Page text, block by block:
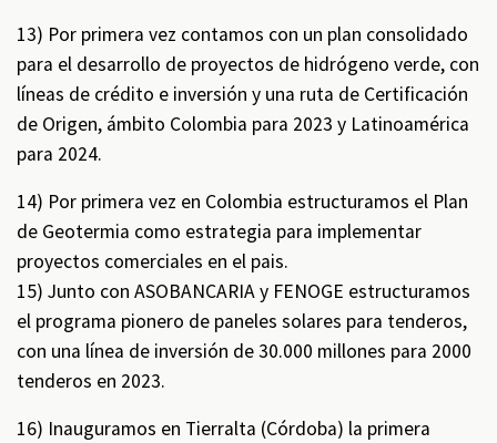
13) Por primera vez contamos con un plan consolidado
para el desarrollo de proyectos de hidrógeno verde, con
líneas de crédito e inversión y una ruta de Certificación
de Origen, ámbito Colombia para 2023 y Latinoamérica
para 2024.
14) Por primera vez en Colombia estructuramos el Plan
de Geotermia como estrategia para implementar
proyectos comerciales en el pais.
15) Junto con ASOBANCARIA y FENOGE estructuramos
el programa pionero de paneles solares para tenderos,
con una línea de inversión de 30.000 millones para 2000
tenderos en 2023.
16) Inauguramos en Tierralta (Córdoba) la primera